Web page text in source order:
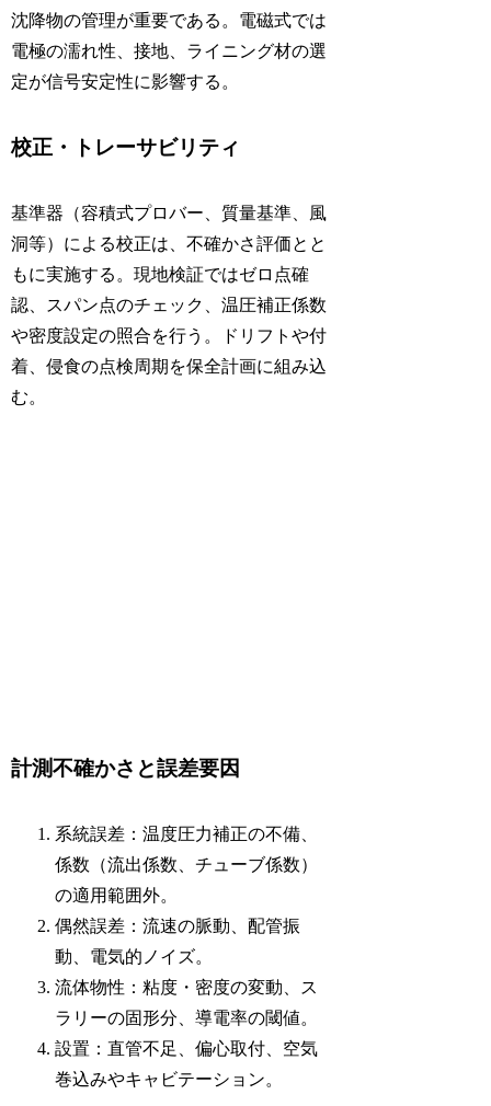
沈降物の管理が重要である。電磁式では
電極の濡れ性、接地、ライニング材の選
定が信号安定性に影響する。
校正・トレーサビリティ
基準器（容積式プロバー、質量基準、風
洞等）による校正は、不確かさ評価とと
もに実施する。現地検証ではゼロ点確
認、スパン点のチェック、温圧補正係数
や密度設定の照合を行う。ドリフトや付
着、侵食の点検周期を保全計画に組み込
む。
計測不確かさと誤差要因
系統誤差：温度圧力補正の不備、
係数（流出係数、チューブ係数）
の適用範囲外。
偶然誤差：流速の脈動、配管振
動、電気的ノイズ。
流体物性：粘度・密度の変動、ス
ラリーの固形分、導電率の閾値。
設置：直管不足、偏心取付、空気
巻込みやキャビテーション。